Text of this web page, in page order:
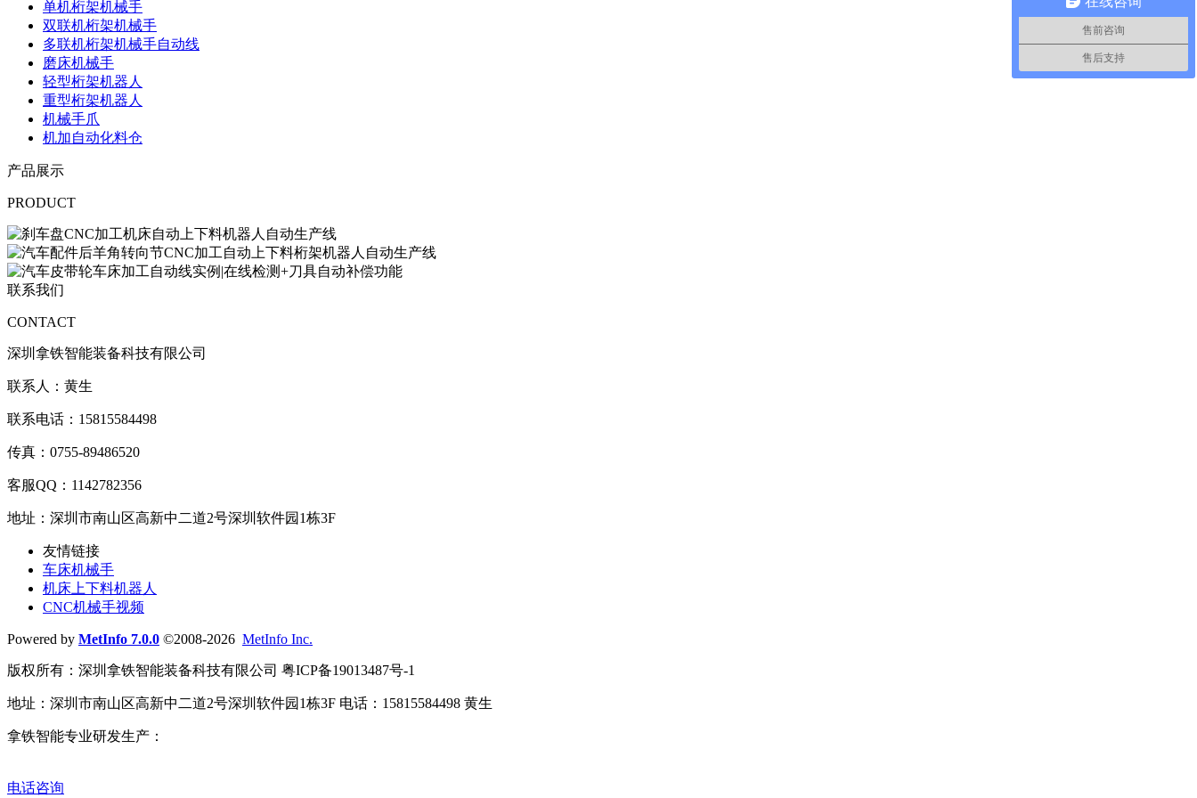
单机桁架机械手
双联机桁架机械手
多联机桁架机械手自动线
磨床机械手
轻型桁架机器人
重型桁架机器人
机械手爪
机加自动化料仓
产品展示
PRODUCT
联系我们
CONTACT
深圳拿铁智能装备科技有限公司
联系人：黄生
联系电话：15815584498
传真：0755-89486520
客服QQ：1142782356
地址：深圳市南山区高新中二道2号深圳软件园1栋3F
友情链接
车床机械手
机床上下料机器人
CNC机械手视频
Powered by MetInfo 7.0.0 ©2008-2026 MetInfo Inc.
版权所有：深圳拿铁智能装备科技有限公司 粤ICP备19013487号-1
地址：深圳市南山区高新中二道2号深圳软件园1栋3F 电话：15815584498 黄生
拿铁智能专业研发生产：
电话咨询
售前咨询
售后支持